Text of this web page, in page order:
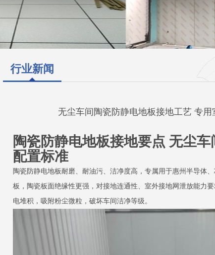
行业新闻
无尘车间陶瓷防静电地板接地工艺 专
陶瓷防静电地板接地要点 无尘
配置标准
陶瓷防静电地板耐磨、耐油污、洁净度高，专属用于惠州半导体
板，陶瓷板面绝缘性更强，对接地连通性、室外接地网泄放能力
电堆积，吸附粉尘微粒，破坏车间洁净等级。